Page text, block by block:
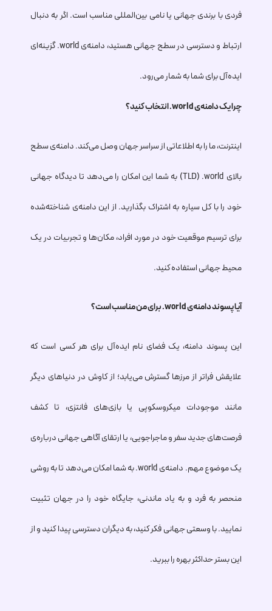
فردی با برندی جهانی یا نامی بین‌المللی مناسب است. اگر به دنبال
ارتباط و دسترسی در سطح جهانی هستید، دامنه‌ی.worldگزینه‌ای
ایده‌آل برای شما به شمار می‌رود.
چرا یک دامنه‌ی.worldانتخاب کنید؟
اینترنت، ما را به اطلاعاتی از سراسر جهان وصل می‌کند. دامنه‌ی سطح
بالای .world (TLD) به شما این امکان را می‌دهد تا دیدگاه جهانی
خود را با کل سیاره به اشتراک بگذارید. از این دامنه‌ی شناخته‌شده
برای ترسیم موقعیت خود در مورد افراد، مکان‌ها و تجربیات در یک
محیط جهانی استفاده کنید.
آیا پسوند دامنه‌ی.worldبرای من مناسب است؟
این پسوند دامنه، یک فضای نام ایده‌آل برای هر کسی است که
علایقش فراتر از مرزها گسترش می‌یابد؛ از کاوش در دنیاهای دیگر
مانند موجودات میکروسکوپی یا بازی‌های فانتزی، تا کشف
فرصت‌های جدید سفر و ماجراجویی، یا ارتقای آگاهی جهانی درباره‌ی
یک موضوع مهم. دامنه‌ی.worldبه شما امکان می‌دهد تا به روشی
منحصر به فرد و به یاد ماندنی، جایگاه خود را در جهان تثبیت
نمایید. با وسعتی جهانی فکر کنید، به دیگران دسترسی پیدا کنید و از
این بستر حداکثر بهره را ببرید.